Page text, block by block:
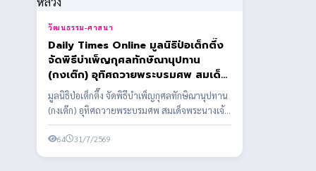
วัฒนธรรม-ศาสนา
Daily Times Online มูลนิธิป่อเต็กตึ๊ง
จัดพิธีบำเพ็ญกุศลทักษิณานุปทาน
(กงเต๊ก) อุทิศถวายพระบรมศพ สมเด็จ
พระนางเจ้าสิริกิติ์ พระบรมราชินีนาถ
พระบรมราชชนนีพันปีหลวง
มูลนิธิป่อเต็กตึ๊ง จัดพิธีบำเพ็ญกุศลทักษิณานุปทาน
(กงเต๊ก) อุทิศถวายพระบรมศพ สมเด็จพระนางเจ้า
สิริกิต...
64 31/7/2569